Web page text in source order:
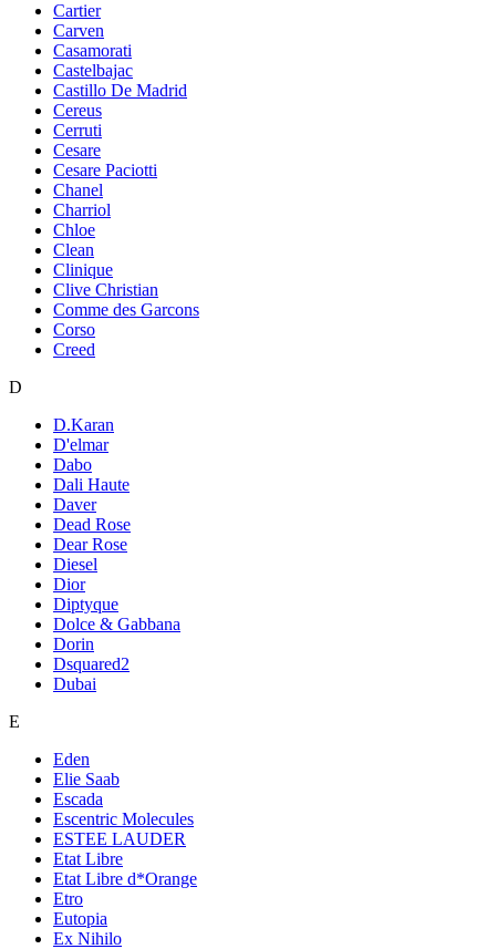
Cartier
Carven
Casamorati
Castelbajac
Castillo De Madrid
Cereus
Cerruti
Cesare
Cesare Paciotti
Chanel
Charriol
Chloe
Clean
Clinique
Clive Christian
Comme des Garcons
Corso
Creed
D
D.Karan
D'elmar
Dabo
Dali Haute
Daver
Dead Rose
Dear Rose
Diesel
Dior
Diptyque
Dolce & Gabbana
Dorin
Dsquared2
Dubai
E
Eden
Elie Saab
Escada
Escentric Molecules
ESTEE LAUDER
Etat Libre
Etat Libre d*Orange
Etro
Eutopia
Ex Nihilo